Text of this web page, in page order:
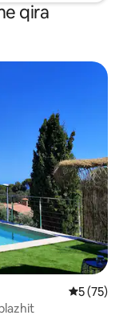
qira
Vlerësimi
5 (75)